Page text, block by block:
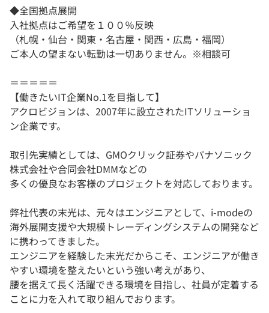
◆全国拠点展開
入社拠点はご希望を１００％反映
（札幌・仙台・関東・名古屋・関西・広島・福岡）
ご本人の望まない転勤は一切ありません。※相談可
＝＝＝＝＝
【働きたいIT企業No.1を目指して】
アクロビジョンは、2007年に設立されたITソリューショ
ン企業です。
取引先実績としては、GMOクリック証券やパナソニック
株式会社や合同会社DMMなどの
多くの優良なお客様のプロジェクトを対応しております。
弊社代表の末光は、元々はエンジニアとして、i-modeの
海外展開支援や大規模トレーディングシステムの開発など
に携わってきました。
エンジニアを経験した末光だからこそ、エンジニアが働き
やすい環境を整えたいという強い考えがあり、
腰を据えて長く活躍できる環境を目指し、社員が定着する
ことに力を入れて取り組んでおります。